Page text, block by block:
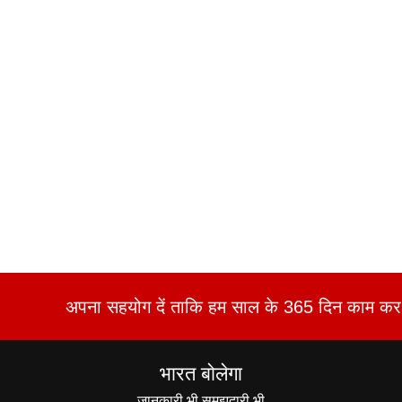
अपना सहयोग दें ताकि हम साल के 365 दिन काम
भारत बोलेगा